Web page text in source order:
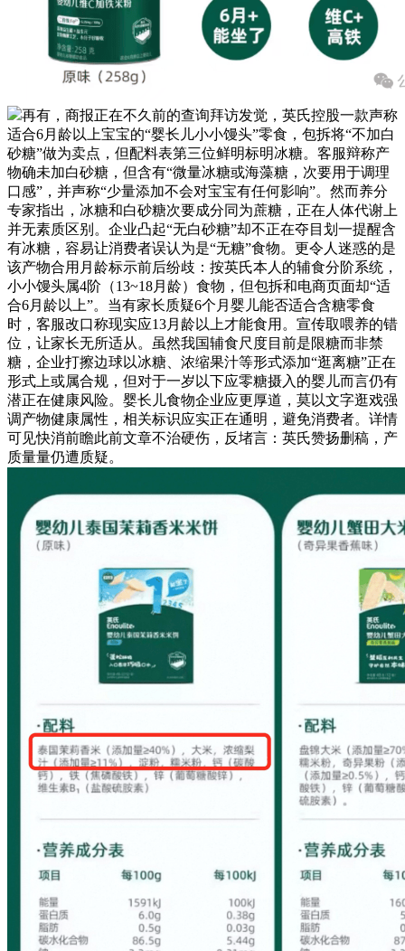
再有，商报正在不久前的查询拜访发觉，英氏控股一款声称
适合6月龄以上宝宝的“婴长儿小小馒头”零食，包拆将“不加白
砂糖”做为卖点，但配料表第三位鲜明标明冰糖。客服辩称产
物确未加白砂糖，但含有“微量冰糖或海藻糖，次要用于调理
口感”，并声称“少量添加不会对宝宝有任何影响”。然而养分
专家指出，冰糖和白砂糖次要成分同为蔗糖，正在人体代谢上
并无素质区别。企业凸起“无白砂糖”却不正在夺目划一提醒含
有冰糖，容易让消费者误认为是“无糖”食物。更令人迷惑的是
该产物合用月龄标示前后纷歧：按英氏本人的辅食分阶系统，
小小馒头属4阶（13~18月龄）食物，但包拆和电商页面却“适
合6月龄以上”。当有家长质疑6个月婴儿能否适合含糖零食
时，客服改口称现实应13月龄以上才能食用。宣传取喂养的错
位，让家长无所适从。虽然我国辅食尺度目前是限糖而非禁
糖，企业打擦边球以冰糖、浓缩果汁等形式添加“逛离糖”正在
形式上或属合规，但对于一岁以下应零糖摄入的婴儿而言仍有
潜正在健康风险。婴长儿食物企业应更厚道，莫以文字逛戏强
调产物健康属性，相关标识应实正在通明，避免消费者。详情
可见快消前瞻此前文章不治硬伤，反堵言：英氏赞扬删稿，产
质量量仍遭质疑。